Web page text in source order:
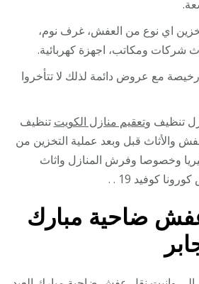
اي نوع من العفش، غرف نوم،
شركات ومكاتب، اجهزة كهربائية.
مع عروض دائمة لذلك لا تتأخروا
تنظيف وتعقيم منازل الكويت تنظيف
والأثاث قبل وبعد عملية التخزين من
وخصوصا وفرش المنازل واثاث
كوفيد 19 . .
ضاحية مبارك